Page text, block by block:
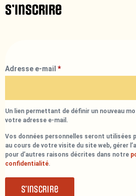
S’inscrire
Adresse e-mail *
Un lien permettant de définir un nouveau
votre adresse e-mail.
Vos données personnelles seront utilisées
au cours de votre visite du site web, gérer
pour d’autres raisons décrites dans notre
confidentialité.
S’inscrire